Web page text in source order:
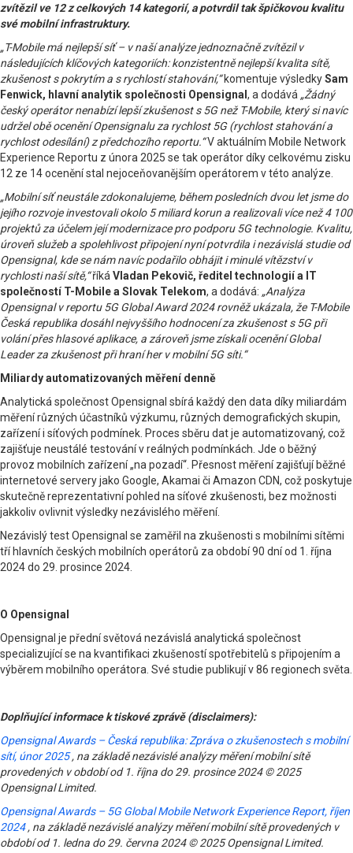
zvítězil ve 12 z celkových 14 kategorií, a potvrdil tak špičkovou kvalitu
své mobilní infrastruktury.
„T-Mobile má nejlepší síť – v naší analýze jednoznačně zvítězil v
následujících klíčových kategoriích: konzistentně nejlepší kvalita sítě,
zkušenost s pokrytím a s rychlostí stahování,“komentuje výsledkySam
Fenwick, hlavní analytik společnosti Opensignal , a dodává „Žádný
český operátor nenabízí lepší zkušenost s 5G než T-Mobile, který si navíc
udržel obě ocenění Opensignalu za rychlost 5G (rychlost stahování a
rychlost odesílání) z předchozího reportu.“V aktuálním Mobile Network
Experience Reportu z února 2025 se tak operátor díky celkovému zisku
12 ze 14 ocenění stal nejoceňovanějším operátorem v této analýze.
„Mobilní síť neustále zdokonalujeme, během posledních dvou let jsme do
jejího rozvoje investovali okolo 5 miliard korun a realizovali více než 4 100
projektů za účelem její modernizace pro podporu 5G technologie. Kvalitu,
úroveň služeb a spolehlivost připojení nyní potvrdila i nezávislá studie od
Opensignal, kde se nám navíc podařilo obhájit i minulé vítězství v
rychlosti naší sítě,“říká Vladan Pekovič, ředitel technologií a IT
společností T-Mobile a Slovak Telekom, a dodává: „Analýza
Opensignal v reportu 5G Global Award 2024 rovněž ukázala, že T-Mobile
Česká republika dosáhl nejvyššího hodnocení za zkušenost s 5G při
volání přes hlasové aplikace, a zároveň jsme získali ocenění Global
Leader za zkušenost při hraní her v mobilní 5G síti.“
Miliardy automatizovaných měření denně
Analytická společnost Opensignal sbírá každý den data díky miliardám
měření různých účastníků výzkumu, různých demografických skupin,
zařízení i síťových podmínek. Proces sběru dat je automatizovaný, což
zajišťuje neustálé testování v reálných podmínkách. Jde o běžný
provoz mobilních zařízení „na pozadí“. Přesnost měření zajišťují běžné
internetové servery jako Google, Akamai či Amazon CDN, což poskytuje
skutečně reprezentativní pohled na síťové zkušenosti, bez možnosti
jakkoliv ovlivnit výsledky nezávislého měření.
Nezávislý test Opensignal se zaměřil na zkušenosti s mobilními sítěmi
tří hlavních českých mobilních operátorů za období 90 dní od 1. října
2024 do 29. prosince 2024.
O Opensignal
Opensignal je přední světová nezávislá analytická společnost
specializující se na kvantifikaci zkušeností spotřebitelů s připojením a
výběrem mobilního operátora. Své studie publikují v 86 regionech světa.
Doplňující informace k tiskové zprávě (disclaimers):
Opensignal Awards – Česká republika: Zpráva o zkušenostech s mobilní
sítí, únor 2025, na základě nezávislé analýzy měření mobilní sítě
provedených v období od 1. října do 29. prosince 2024 © 2025
Opensignal Limited.
Opensignal Awards – 5G Global Mobile Network Experience Report, říjen
2024, na základě nezávislé analýzy měření mobilní sítě provedených v
období od 1. ledna do 29. června 2024 © 2025 Opensignal Limited.